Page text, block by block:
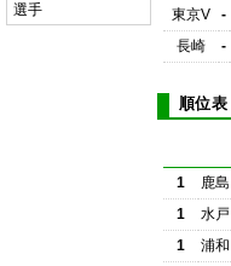
選手
東京V
-
長崎
-
順位表
1 鹿島
1
水戸
1
浦和